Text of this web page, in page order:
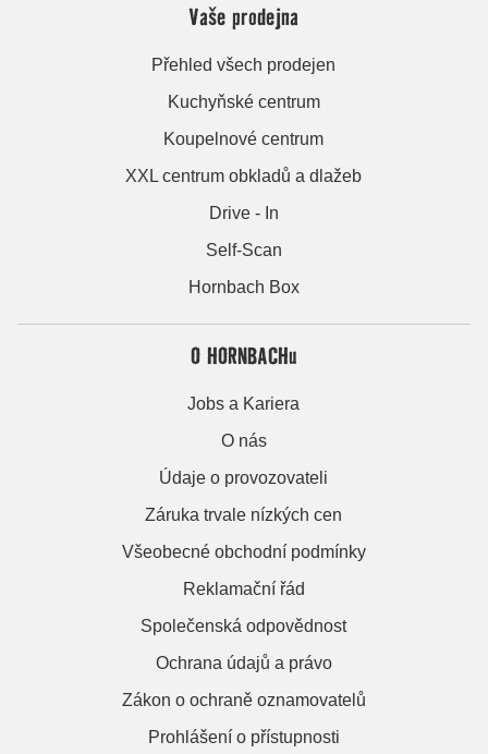
Vaše prodejna
Přehled všech prodejen
Kuchyňské centrum
Koupelnové centrum
XXL centrum obkladů a dlažeb
Drive - In
Self-Scan
Hornbach Box
O HORNBACHu
Jobs a Kariera
O nás
Údaje o provozovateli
Záruka trvale nízkých cen
Všeobecné obchodní podmínky
Reklamační řád
Společenská odpovědnost
Ochrana údajů a právo
Zákon o ochraně oznamovatelů
Prohlášení o přístupnosti